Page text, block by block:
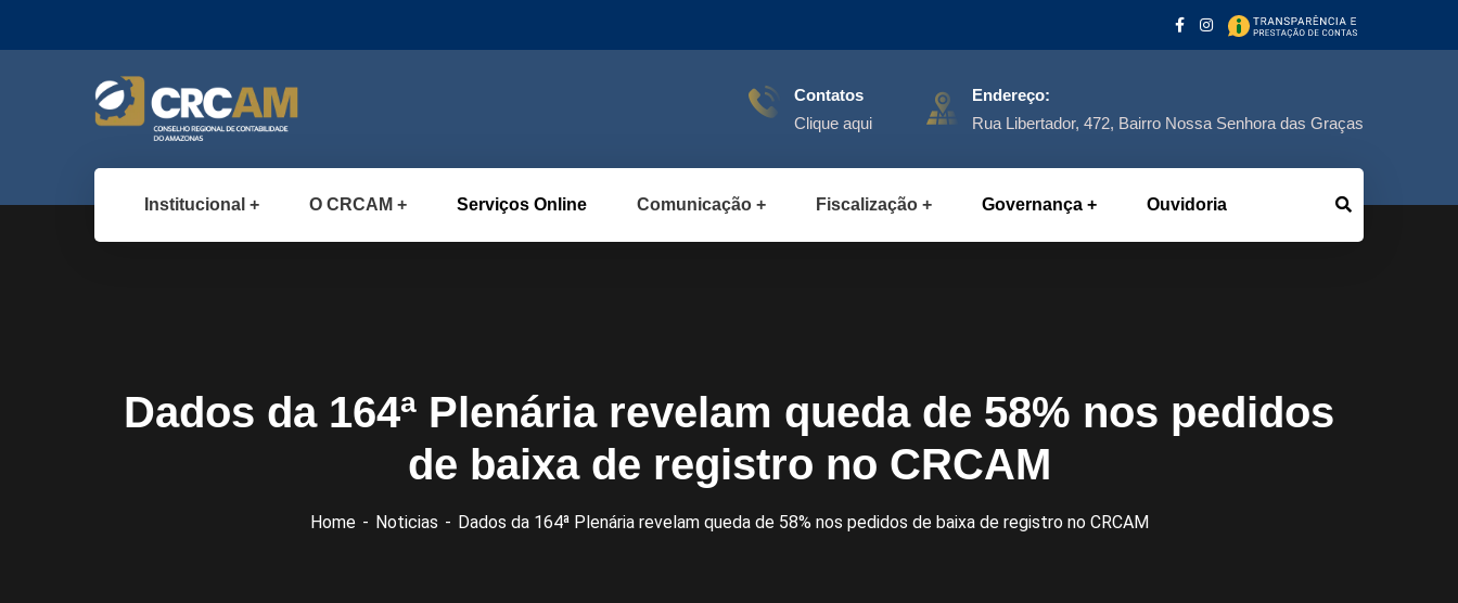
Contatos
Clique aqui
Endereço:
Rua Libertador, 472, Bairro Nossa Senhora das Graças
Institucional O CRCAM Serviços Online Comunicação Fiscalização Governança Ouvidoria
Dados da 164ª Plenária revelam queda de 58% nos pedidos
de baixa de registro no CRCAM
Home Noticias Dados da 164ª Plenária revelam queda de 58% nos pedidos de baixa de registro no CRCAM